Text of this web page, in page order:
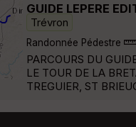
GUIDE LEPERE
Trévron
Randonnée Pédestre
PARCOURS DU
LE TOUR DE LA
TREGUIER, ST